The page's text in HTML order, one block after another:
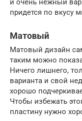
и очень нежный
придется по вкусу
Матовый
Матовый дизайн
таким можно
Ничего лишнего,
варианта и свой
хорошо
Чтобы избежать
пластину нужно